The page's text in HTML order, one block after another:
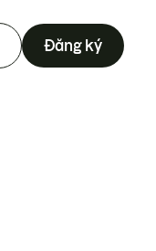
Đăng ký